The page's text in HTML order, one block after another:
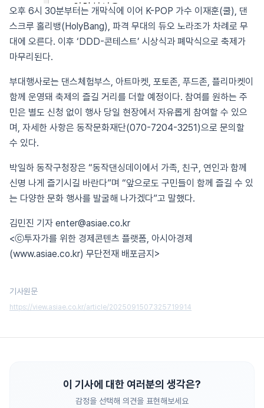
오후 6시 30분부터는 개막식에 이어 K-POP 가수 이재훈(쿨), 댄
스크루 홀리뱅(HolyBang), 파격 무대의 듀오 노라조가 차례로 무
대에 오른다. 이후 ‘DDD-콘테스트’ 시상식과 폐막식으로 축제가
마무리된다.
부대행사로는 댄스체험부스, 아트마켓, 포토존, 푸드존, 플리마켓이
함께 운영돼 축제의 즐길 거리를 더할 예정이다. 참여를 원하는 주
민은 별도 신청 없이 행사 당일 현장에서 자유롭게 참여할 수 있으
며, 자세한 사항은 동작문화재단(070-7204-3251)으로 문의할
수 있다.
박일하 동작구청장은 “동작댄싱데이에서 가족, 친구, 연인과 함께
신명 나게 즐기시길 바란다”며 “앞으로도 구민들이 함께 즐길 수 있
는 다양한 문화 행사를 발굴해 나가겠다”고 말했다.
김민진 기자 enter@asiae.co.kr
<ⓒ투자가를 위한 경제콘텐츠 플랫폼, 아시아경제
(www.asiae.co.kr) 무단전재 배포금지>
기사원문
https://view.asiae.co.kr/article/2025091507325719914
이 기사에 대한 여러분의 생각은?
감정을 선택해 의견을 표현해보세요